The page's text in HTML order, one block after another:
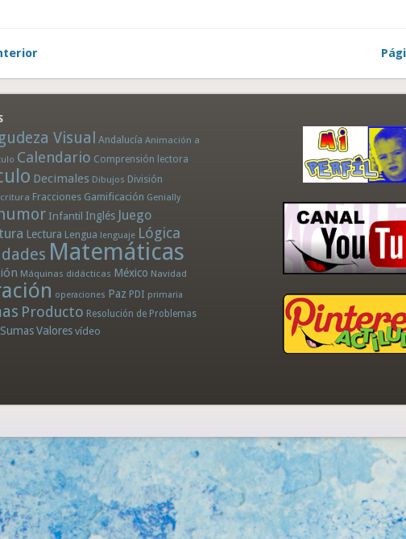
Visual Andalucía Animación a
Calendario Comprensión lectora
Decimales Dibujos División
Fracciones Gamificación Genially
Infantil Inglés Juego
Lectura Lengua lenguaje Lógica
Matemáticas
Máquinas didácticas México Navidad
operaciones Paz PDI primaria
Producto Resolución de Problemas
SumasValores vídeo